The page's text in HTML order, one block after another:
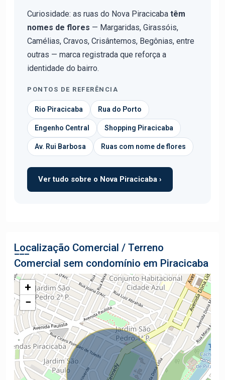
Curiosidade: as ruas do Nova Piracicaba têm
nomes de flores — Margaridas, Girassóis,
Camélias, Cravos, Crisântemos, Begônias, entre
outras — marca registrada que reforça a
identidade do bairro.
PONTOS DE REFERÊNCIA
Rio Piracicaba Rua do Porto
Engenho Central Shopping Piracicaba
Av. Rui Barbosa Ruas com nome de flores
Ver tudo sobre o Nova Piracicaba ›
Localização Comercial / Terreno
Comercial sem condomínio em Piracicaba
+
−